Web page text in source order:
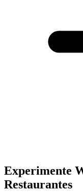
Experimente
Restaurantes